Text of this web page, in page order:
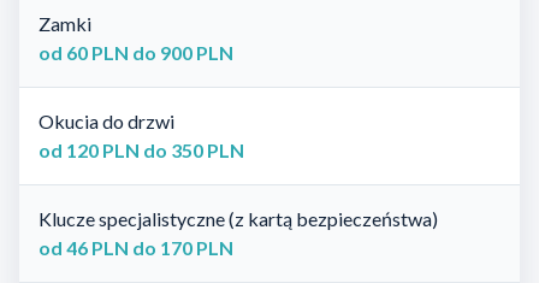
Zamki
od 60 PLN do 900 PLN
Okucia do drzwi
od 120 PLN do 350 PLN
Klucze specjalistyczne (z kartą bezpieczeństwa)
od 46 PLN do 170 PLN